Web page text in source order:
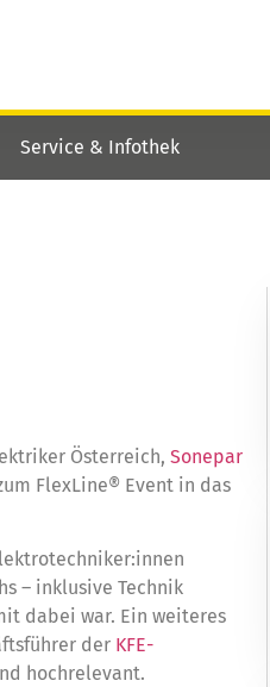
Service & Infothek
Österreich, Sonepar
FlexLine® Event in das
– inklusive Technik
dabei war. Ein weiteres
der KFE-
hochrelevant.